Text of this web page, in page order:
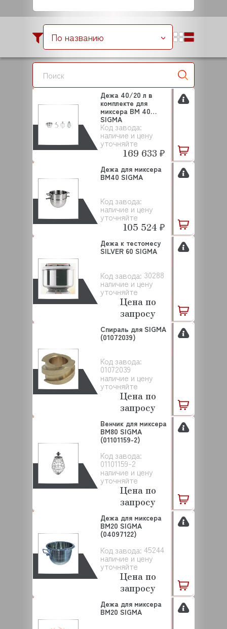
По названию
Код завода:
наличие и цену
уточняйте
Дежа 40/20 л в
комплекте для
миксера BM 40
SIGMA
169 633 ₽
Код завода:
наличие и цену
уточняйте
Дежа для миксера
BM40 SIGMA
105 524 ₽
Код завода: 30288
наличие и цену
уточняйте
Дежа к тестомесу
SILVER 60 SIGMA
Цена по
запросу
Код завода:
01072039
наличие и цену
уточняйте
Спираль для SIGMA
(01072039)
Цена по
запросу
Код завода:
01101159-2
наличие и цену
уточняйте
Венчик для миксера
BM80 SIGMA
(01101159-2)
Цена по
запросу
Код завода: 45244
наличие и цену
уточняйте
Дежа для миксера
BM20 SIGMA
(04097122)
Цена по
запросу
Дежа для миксера
BM20 SIGMA